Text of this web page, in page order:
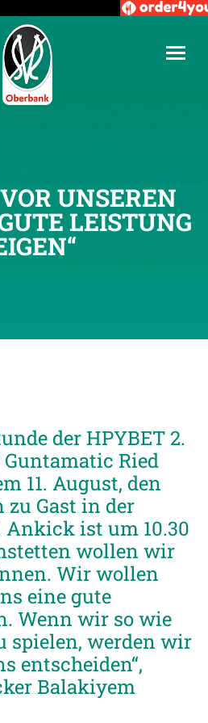
UNSEREN
LEISTUNG
der HPYBET 2.
Ried
11. August, den
zu Gast in der
Ankick ist um 10.30
wollen wir
Wir wollen
eine gute
Wenn wir so wie
spielen, werden wir
entscheiden“,
Balakiyem